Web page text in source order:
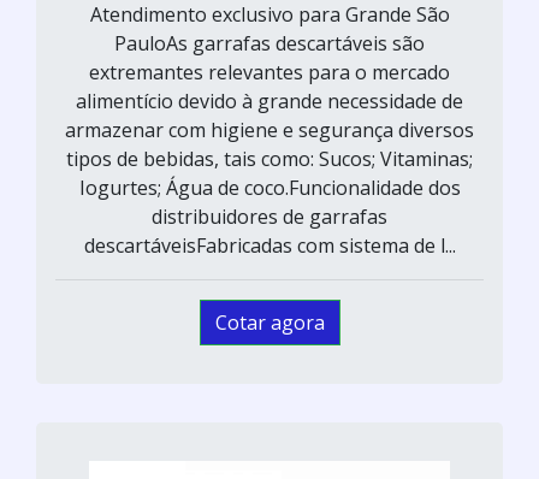
Atendimento exclusivo para Grande São
PauloAs garrafas descartáveis são
extremantes relevantes para o mercado
alimentício devido à grande necessidade de
armazenar com higiene e segurança diversos
tipos de bebidas, tais como: Sucos; Vitaminas;
Iogurtes; Água de coco.Funcionalidade dos
distribuidores de garrafas
descartáveisFabricadas com sistema de l...
Cotar agora